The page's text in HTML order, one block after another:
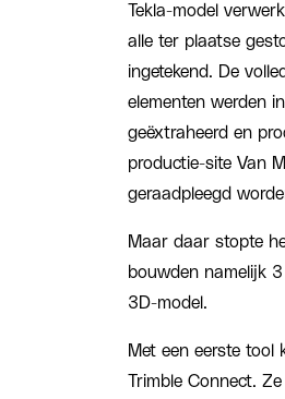
Tekla-model
alle ter plaatse
ingetekend. De
elementen werden
geëxtraheerd en
productie-site Van
geraadpleegd
Maar daar stopte
bouwden namelijk
3D-model.
Met een eerste tool
Trimble Connect.